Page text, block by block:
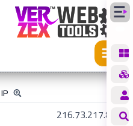
الأدوات بحث IP